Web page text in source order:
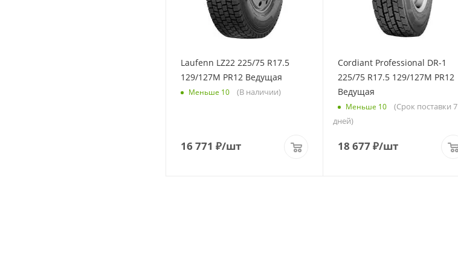
Laufenn LZ22 225/75 R17.5
129/127M PR12 Ведущая
Меньше 10 (В наличии)
16 771 ₽/шт
Cordiant Professional DR-1
225/75 R17.5 129/127M PR12
Ведущая
Меньше 10
(Срок поставки 7
дней)
18 677₽/шт